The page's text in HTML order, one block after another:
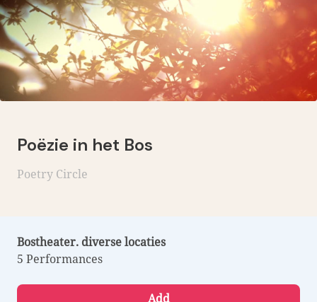
Poëzie in het Bos
Poetry Circle
Bostheater. diverse locaties
5 Performances
Add